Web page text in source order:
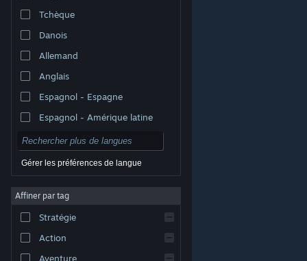
© Valve Corporation. Tous droits réservés. Toutes les
titulaires aux États-Unis et dans d'autres pays.
Accessibilité
Remboursements
Tchèque
Danois
Allemand
Anglais
Espagnol - Espagne
Espagnol - Amérique latine
Gérer les préférences de langue
Affiner par tag
Stratégie
Action
Aventure